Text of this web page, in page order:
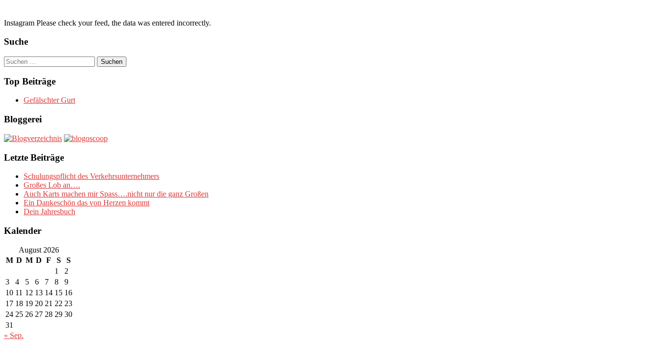
Instagram Please check your feed, the data was entered incorrectly.
Suche
Suchen
nach:
Top Beiträge
Gefälschter Gurt
Bloggerei
Letzte Beiträge
Schulungspflicht des Verkehrsunternehmers
Großes Lob an….
Auch Karts machen mir Spass….nicht nur die ganz Großen
Ein Dankeschön das von Herzen kommt
Dein Jahresbuch
Kalender
August 2026
M D M D F S
S
1
2
3
4 5 6 7 8
9
10 11 12 13 14 15 16
17 18 19 20 21 22 23
24 25 26 27 28 29 30
31
« Sep.